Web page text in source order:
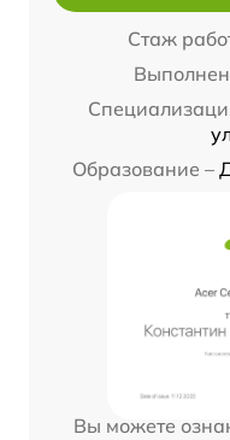
Стаж
Образование –
Вы можете